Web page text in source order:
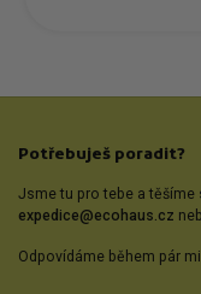
Potřebuješ poradit?
Jsme tu pro tebe a těšíme
expedice@ecohaus.cz
Odpovídáme během pár